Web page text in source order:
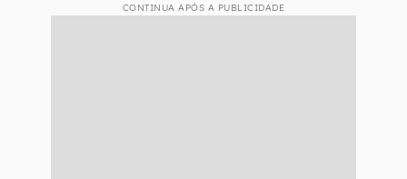
CONTINUA APÓS A PUBLICIDADE